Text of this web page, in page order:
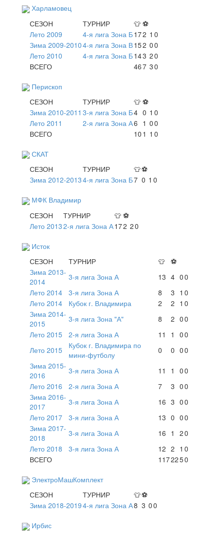
Харламовец
СЕЗОН
ТУРНИР 👕 ⚽
Лето 2009
4-я лига Зона Б172 1 0
Зима 2009-20104-я лига Зона В152 00
Лето 2010
4-я лига Зона Б143 20
ВСЕГО
467 30
Перископ
СЕЗОН
ТУРНИР 👕 ⚽
Зима 2010-2011 3-я лига Зона Б4 0 1 0
Лето 2011
2-я лига Зона А6 1 00
ВСЕГО
10 1 1 0
СКАТ
СЕЗОН
ТУРНИР 👕⚽
Зима 2012-20134-я лига Зона Б7 0 1 0
МФК Владимир
СЕЗОН
ТУРНИР 👕 ⚽
Лето 20132-я лига Зона А172 20
Исток
СЕЗОН
ТУРНИР 👕 ⚽
Зима 2013-
2014
3-я лига Зона А 13 4 00
Лето 2014
3-я лига Зона А 8 3 1 0
Лето 2014
Кубок г. Владимира 2 2 1 0
Зима 2014-
2015
3-я лига Зона "А" 8 2 00
Лето 2015
2-я лига Зона А 11 1 00
Лето 2015
Кубок г. Владимира по
мини-футболу
0 0 00
Зима 2015-
2016
3-я лига Зона А 11 1 00
Лето 2016
2-я лига Зона А 7 3 00
Зима 2016-
2017
3-я лига Зона А 16 3 00
Лето 2017
3-я лига Зона А 13 0 00
Зима 2017-
2018
3-я лига Зона А 16 1 20
Лето 2018
3-я лига Зона А 12 2 1 0
ВСЕГО
1172250
ЭлектроМашКомплект
СЕЗОН
ТУРНИР 👕⚽
Зима 2018-20194-я лига Зона А8 3 00
Ирбис